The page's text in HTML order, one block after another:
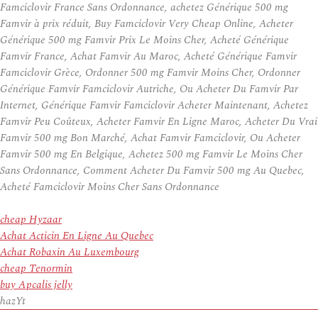
Famciclovir France Sans Ordonnance, achetez Générique 500 mg
Famvir à prix réduit, Buy Famciclovir Very Cheap Online, Acheter
Générique 500 mg Famvir Prix Le Moins Cher, Acheté Générique
Famvir France, Achat Famvir Au Maroc, Acheté Générique Famvir
Famciclovir Grèce, Ordonner 500 mg Famvir Moins Cher, Ordonner
Générique Famvir Famciclovir Autriche, Ou Acheter Du Famvir Par
Internet, Générique Famvir Famciclovir Acheter Maintenant, Achetez
Famvir Peu Coûteux, Acheter Famvir En Ligne Maroc, Acheter Du Vrai
Famvir 500 mg Bon Marché, Achat Famvir Famciclovir, Ou Acheter
Famvir 500 mg En Belgique, Achetez 500 mg Famvir Le Moins Cher
Sans Ordonnance, Comment Acheter Du Famvir 500 mg Au Quebec,
Acheté Famciclovir Moins Cher Sans Ordonnance
cheap Hyzaar
Achat Acticin En Ligne Au Quebec
Achat Robaxin Au Luxembourg
cheap Tenormin
buy Apcalis jelly
hazYt